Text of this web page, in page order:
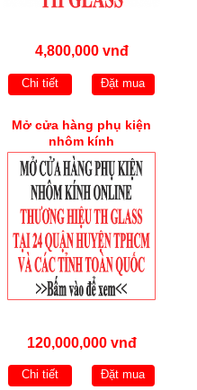
4,800,000 vnđ
Chi tiết Đặt mua
Mở cửa hàng phụ kiện
nhôm kính
120,000,000 vnđ
Chi tiết Đặt mua